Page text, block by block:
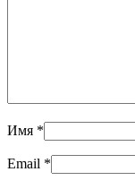
Имя *
Email *